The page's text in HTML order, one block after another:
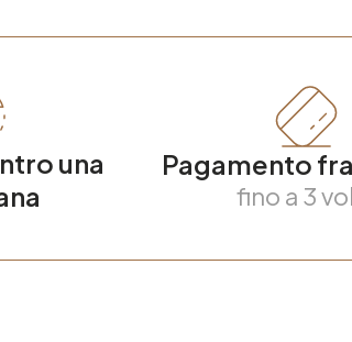
una
Pagamento
fino a 3